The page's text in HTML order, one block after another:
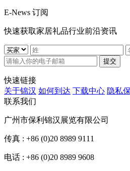
E-News 订阅
快速获取家居礼品行业前沿资讯
提交
快速链接
关于锦汉 如何到达 下载中心 隐私
联系我们
广州市保利锦汉展览有限公司
传真 : +86 (0)20 8989 9111
电话 : +86 (0)20 8989 9608